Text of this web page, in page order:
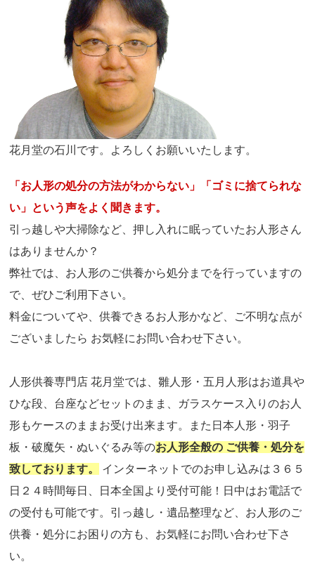
花月堂の石川です。よろしくお願いいたします。
「お人形の処分の方法がわからない」「ゴミに捨てられな
い」という声をよく聞きます。
引っ越しや大掃除など、押し入れに眠っていたお人形さん
はありませんか？
弊社では、お人形のご供養から処分までを行っていますの
で、ぜひご利用下さい。
料金についてや、供養できるお人形かなど、ご不明な点が
ございましたら お気軽にお問い合わせ下さい。
人形供養専門店 花月堂では、雛人形・五月人形はお道具や
ひな段、台座などセットのまま、ガラスケース入りのお人
形もケースのままお受け出来ます。また日本人形・羽子
板・破魔矢・ぬいぐるみ等のお人形全般の ご供養・処分を
致しております。
インターネットでのお申し込みは３６５
日２４時間毎日、日本全国より受付可能！日中はお電話で
の受付も可能です。引っ越し・遺品整理など、お人形のご
供養・処分にお困りの方も、お気軽にお問い合わせ下さ
い。